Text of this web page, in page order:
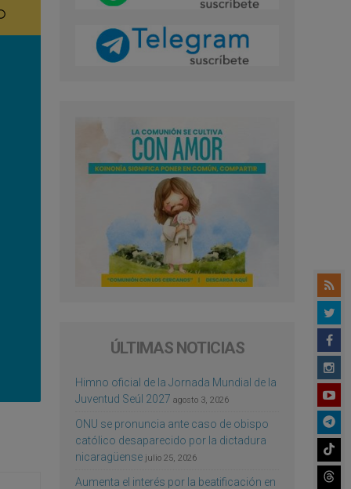
ÚLTIMAS NOTICIAS
Himno oficial de la Jornada Mundial de la
Juventud Seúl 2027 agosto 3, 2026
ONU se pronuncia ante caso de obispo
católico desaparecido por la dictadura
nicaragüense julio 25, 2026
Aumenta el interés por la beatificación en